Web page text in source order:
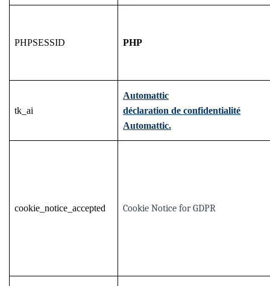
PHPSESSID PHP
tk_ai
Automattic
déclaration de confidentialité
Automattic.
cookie_notice_accepted Cookie Notice for GDPR